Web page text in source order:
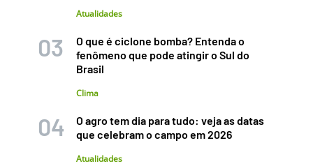
Atualidades
O que é ciclone bomba? Entenda o
fenômeno que pode atingir o Sul do
Brasil
Clima
O agro tem dia para tudo: veja as datas
que celebram o campo em 2026
Atualidades